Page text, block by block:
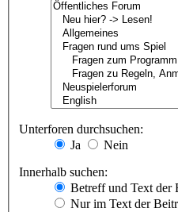
Unterforen durchsuchen:
Ja
Nein
Innerhalb suchen:
Betreff und Text der
Nur im Text der